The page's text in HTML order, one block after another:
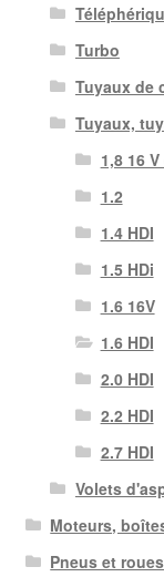
Turbo
Tuyaux de
Tuyaux,
1,8 16
1.2
1.4 HDI
1.5 HDi
1.6 16V
1.6 HDI
2.0 HDI
2.2 HDI
2.7 HDI
Volets
Moteurs,
Pneus et roues